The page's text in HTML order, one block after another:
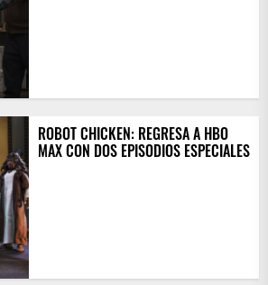
ROBOT CHICKEN: REGRESA A HBO
MAX CON DOS EPISODIOS ESPECIALES